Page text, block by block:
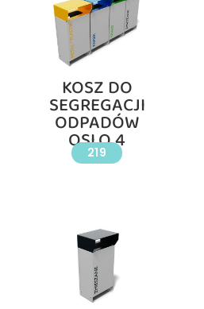
KOSZ DO
SEGREGACJI
ODPADÓW
OSLO 4
219